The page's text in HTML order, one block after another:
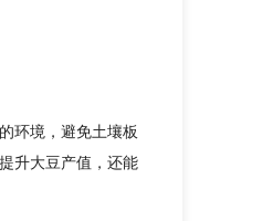
环境，避免土壤板
升大豆产值，还能